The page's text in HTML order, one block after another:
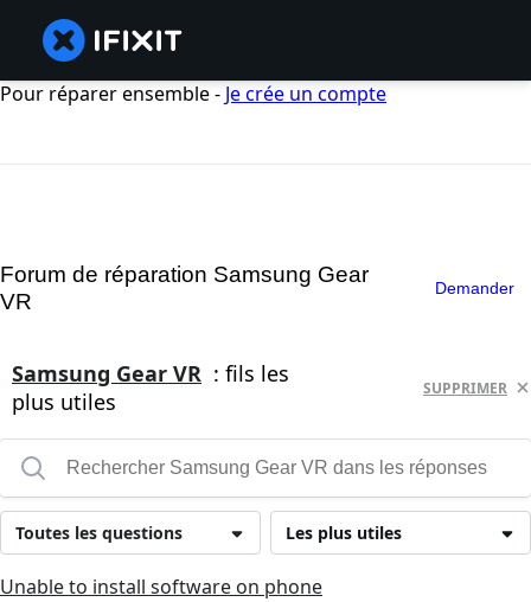
Pour réparer ensemble - Je crée un compte
Forum de réparation Samsung Gear
VR
Demander
Samsung Gear VR : fils les
plus utiles
SUPPRIMER
Les plus utiles
Toutes les questions
Unable to install software on phone